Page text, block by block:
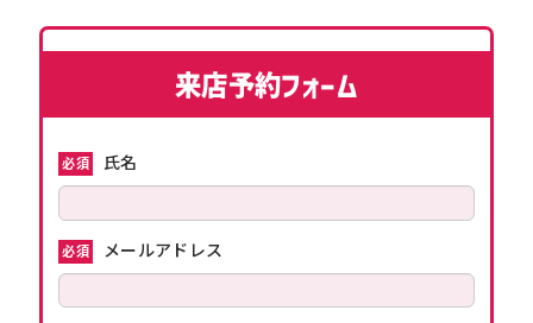
来店予約フォーム
必須 氏名
必須 メールアドレス